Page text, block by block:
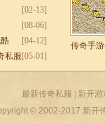
[02-13]
[08-06]
[04-12]
[05-01]
私服
传奇手
最新传奇私服 新开游
© 2002-2017 新开